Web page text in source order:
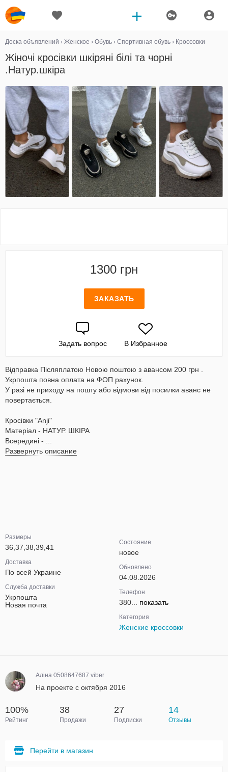
Доска объявлений › Женское › Обувь › Спортивная обувь › Кроссовки
Жіночі кросівки шкіряні білі та чорні
.Натур.шкіра
1300 грн
ЗАКАЗАТЬ
Задать вопрос В Избранное
Відправка Післяплатою Новою поштою з авансом 200 грн .
Укрпошта повна оплата на ФОП рахунок.
У разі не приходу на пошту або відмови від посилки аванс не
повертається.
Кросівки "Anji"
Матеріал - НАТУР. ШКІРА
Всередині - ...
Развернуть описание
Размеры
36,37,38,39,41
Доставка
По всей Украине
Служба доставки
Укрпошта
Новая почта
Состояние
новое
Обновлено
04.08.2026
Телефон
380... показать
Категория
Женские кроссовки
Аліна 0508647687 viber
На проекте с октября 2016
100%
Рейтинг
38
Продажи
27
Подписки
14
Отзывы
Перейти в магазин